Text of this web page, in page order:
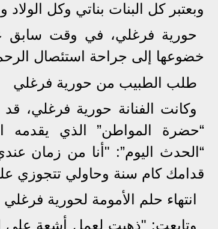
وبعتبر كل البنات بناتي وكل الولاد
حورية فرغلي، في وقت سابق
خضوعها إلى جراحة استئصال
طلب الطبيب من حورية فرغلي
وكانت الفنانة حورية فرغلي،
“حضرة المواطن” الذي يقدمه
“الحدث اليوم”: "أنا من زمان
قدامك كام سنة وحاولي تتجوزي
انتهاء حلم الأمومة لحورية فرغلي
وتابعت: "ذهبت لعمل أشعة علي